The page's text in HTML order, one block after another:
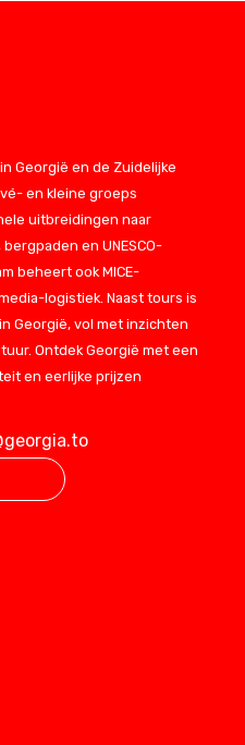
Georgië en de Zuidelijke
en kleine groeps
uitbreidingen naar
en UNESCO-
beheert ook MICE-
logistiek. Naast tours is
Georgië, vol met inzichten
Ontdek Georgië met een
en eerlijke prijzen